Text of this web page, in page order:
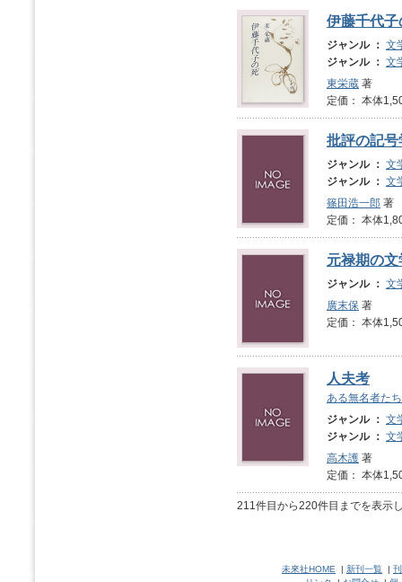
伊藤千代子
ジャンル ： 文
ジャンル ： 文
東栄蔵 著
定価： 本体
批評の記号
ジャンル ： 文
ジャンル ： 文
篠田浩一郎 著
定価： 本体
元禄期の文
ジャンル ： 文
廣末保 著
定価： 本体
人夫考
ある無名者た
ジャンル ： 文
ジャンル ： 文
高木護 著
定価： 本体
211件目から220件目までを表示
未來社HOME | 新刊一覧 |